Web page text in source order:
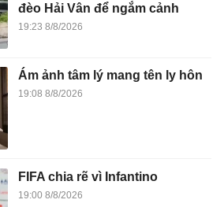
đèo Hải Vân để ngắm cảnh
19:23 8/8/2026
Ám ảnh tâm lý mang tên ly hôn
19:08 8/8/2026
FIFA chia rẽ vì Infantino
19:00 8/8/2026